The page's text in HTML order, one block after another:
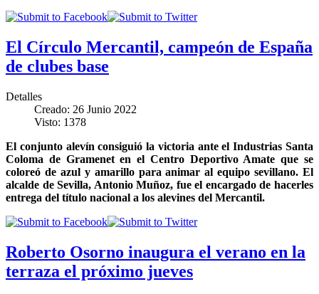
El Círculo Mercantil, campeón de España
de clubes base
Detalles
Creado: 26 Junio 2022
Visto: 1378
El conjunto alevín consiguió la victoria ante el Industrias Santa
Coloma de Gramenet en el Centro Deportivo Amate que se
coloreó de azul y amarillo para animar al equipo sevillano. El
alcalde de Sevilla, Antonio Muñoz, fue el encargado de hacerles
entrega del título nacional a los alevines del Mercantil.
Roberto Osorno inaugura el verano en la
terraza el próximo jueves